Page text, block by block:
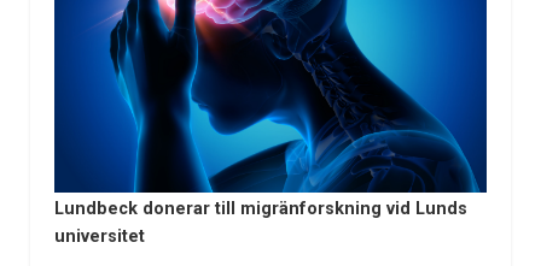
Lundbeck donerar till migränforskning vid Lunds
universitet